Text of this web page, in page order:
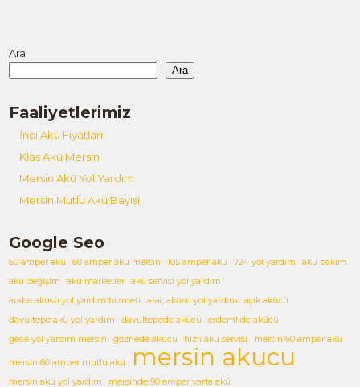
Ara
Ara
Faaliyetlerimiz
İnci Akü Fiyatları
Klas Akü Mersin
Mersin Akü Yol Yardım
Mersin Mutlu Akü Bayisi
Google Seo
60 amper akü 60 amper akü mersin 105 amper akü 724 yol yardım
akü bakım
akü değişim
akü marketler
akü servisi yol yardım
araba aküsü yol yardım hizmeti
araç aküsü yol yardım
açık akücü
davultepe akü yol yardım
davultepede akücü
erdemlide akücü
gece yol yardım mersin
göznede akücü hızlı akü servisi mersin 60 amper akü
mersin 60 amper mutlu akü mersin akucu
mersin akü yol yardım mersinde 90 amper varta akü